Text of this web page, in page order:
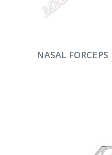
DEVAMINI OKU
NASAL FORCEPS